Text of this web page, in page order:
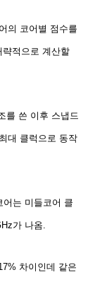
의 코어별 점수를
적으로 계산할
를 쓴 이후 스냅드
대 클럭으로 동작
어는 미들코어 클
가 나옴.
차이인데 같은